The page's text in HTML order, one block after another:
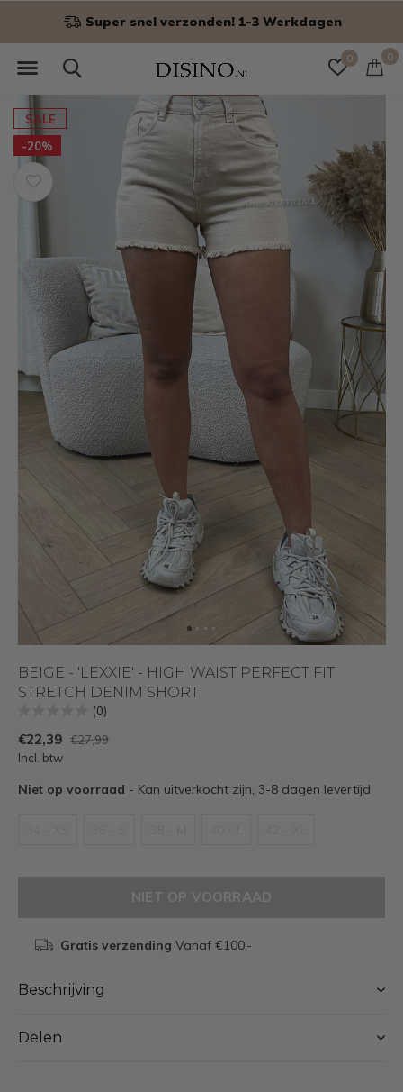
0 0
Super snel verzonden! 1-3 Werkdagen
SALE
-20%
BEIGE - 'LEXXIE' - HIGH WAIST PERFECT FIT
STRETCH DENIM SHORT
(0)
€22,39 €27,99
Incl. btw
Niet op voorraad - Kan uitverkocht zijn, 3-8 dagen levertijd
NIET OP VOORRAAD
Gratis verzending Vanaf €100,-
Beschrijving
Delen